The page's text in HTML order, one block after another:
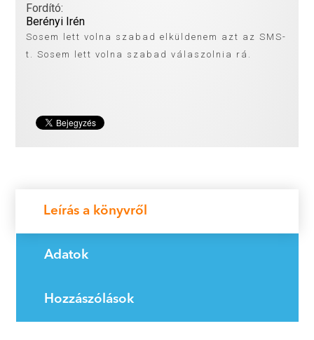
Fordító:
Berényi Irén
Sosem lett volna szabad elküldenem azt az SMS-
t. Sosem lett volna szabad válaszolnia rá.
Leírás a könyvről
Adatok
Hozzászólások